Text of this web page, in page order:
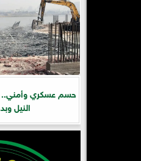
حسم عسكري وأمني..
النيل